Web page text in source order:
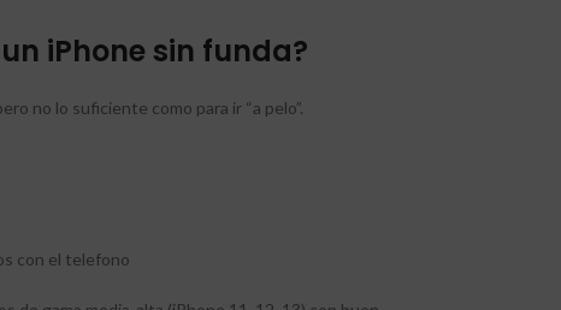
iPhone sin funda?
no lo suficiente como para ir “a pelo”.
con el telefono